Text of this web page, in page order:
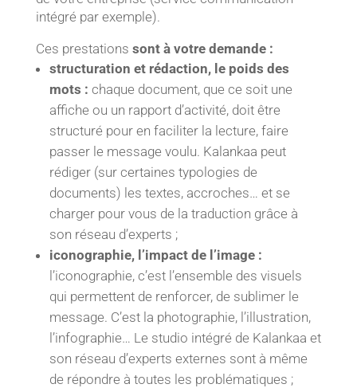
intégré par exemple).
Ces prestations sont à votre demande :
structuration et rédaction, le poids des
mots : chaque document, que ce soit une
affiche ou un rapport d’activité, doit être
structuré pour en faciliter la lecture, faire
passer le message voulu. Kalankaa peut
rédiger (sur certaines typologies de
documents) les textes, accroches… et se
charger pour vous de la traduction grâce à
son réseau d’experts ;
iconographie, l’impact de l’image :
l’iconographie, c’est l’ensemble des visuels
qui permettent de renforcer, de sublimer le
message. C’est la photographie, l’illustration,
l’infographie… Le studio intégré de Kalankaa et
son réseau d’experts externes sont à même
de répondre à toutes les problématiques ;